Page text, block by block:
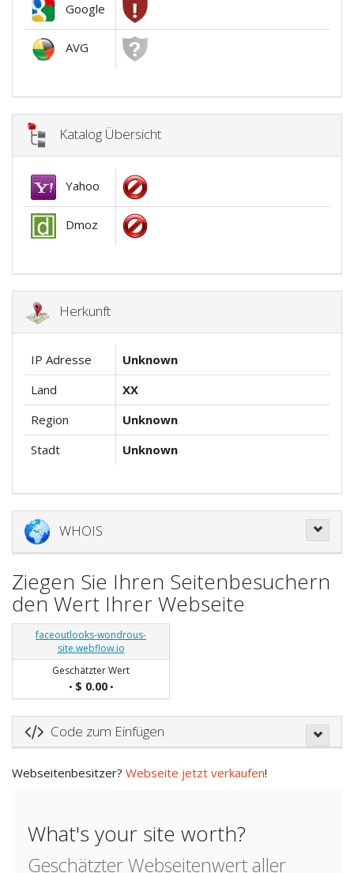
Google
AVG
Katalog Übersicht
Yahoo
Dmoz
Herkunft
IP Adresse
Unknown
Land
XX
Region
Unknown
Stadt
Unknown
WHOIS
Ziegen Sie Ihren Seitenbesuchern
den Wert Ihrer Webseite
faceoutlooks-wondrous-
site.webflow.io
Geschätzter Wert
• $ 0.00•
Code zum Einfügen
Webseitenbesitzer? Webseite jetzt verkaufen!
What's your site worth?
Geschätzter Webseitenwert aller